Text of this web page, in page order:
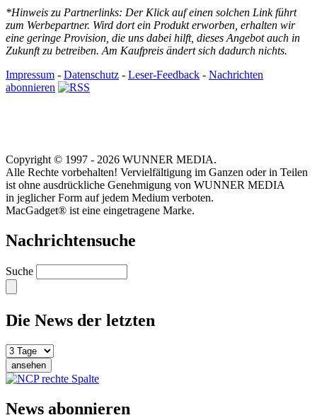
*Hinweis zu Partnerlinks: Der Klick auf einen solchen Link führt
zum Werbepartner. Wird dort ein Produkt erworben, erhalten wir
eine geringe Provision, die uns dabei hilft, dieses Angebot auch in
Zukunft zu betreiben. Am Kaufpreis ändert sich dadurch nichts.
Impressum - Datenschutz - Leser-Feedback - Nachrichten
abonnieren
Copyright © 1997 - 2026 WUNNER MEDIA.
Alle Rechte vorbehalten! Vervielfältigung im Ganzen oder in Teilen
ist ohne ausdrückliche Genehmigung von WUNNER MEDIA
in jeglicher Form auf jedem Medium verboten.
MacGadget® ist eine eingetragene Marke.
Nachrichtensuche
Suche
Die News der letzten
News abonnieren